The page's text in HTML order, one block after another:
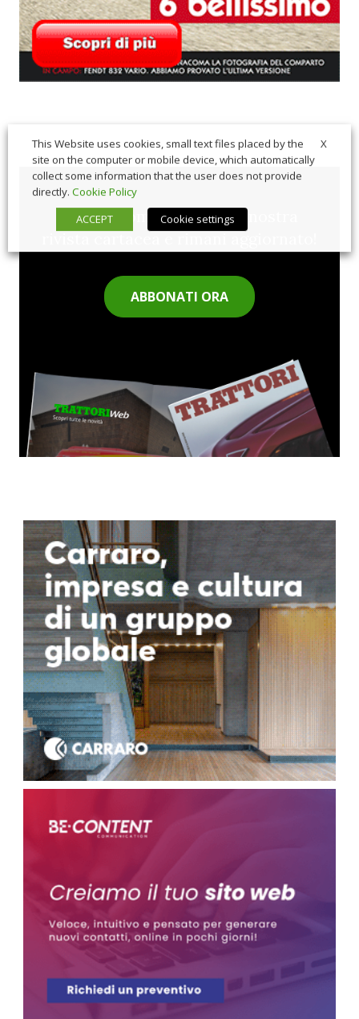
Sfoglia comodamente la nostra
rivista cartacea e rimani aggiornato!
ABBONATI ORA
X
This Website uses cookies, small text files placed by the
site on the computer or mobile device, which automatically
collect some information that the user does not provide
directly. Cookie Policy
ACCEPT
Cookie settings